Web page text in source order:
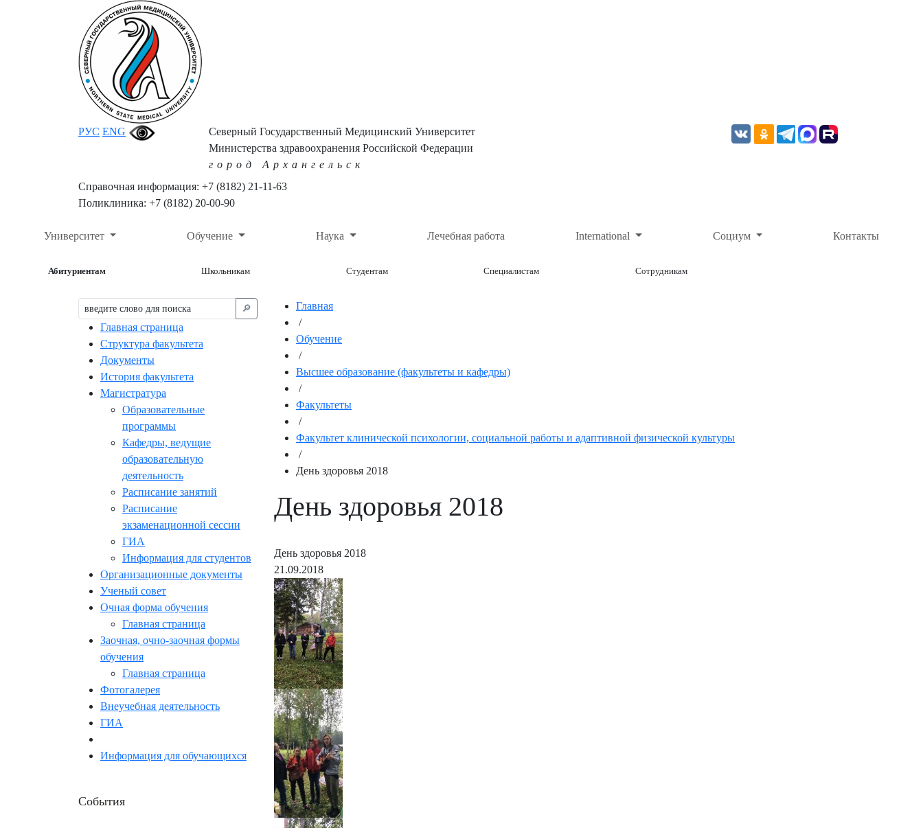
РУС ENG
Северный Государственный Медицинский Университет
Министерства здравоохранения Российской Федерации
город Архангельск
Справочная информация: +7 (8182) 21-11-63
Поликлиника: +7 (8182) 20-00-90
Университет Обучение Наука Лечебная работа International Социум Контакты
Абитуриентам Школьникам Студентам Специалистам Сотрудникам
🔎︎
Главная страница
Структура факультета
Документы
История факультета
Магистратура
Образовательные
программы
Кафедры, ведущие
образовательную
деятельность
Расписание занятий
Расписание
экзаменационной сессии
ГИА
Информация для студентов
Организационные документы
Ученый совет
Очная форма обучения
Главная страница
Заочная, очно-заочная формы
обучения
Главная страница
Фотогалерея
Внеучебная деятельность
ГИА
Информация для обучающихся
События
Главная
/
Обучение
/
Высшее образование (факультеты и кафедры)
/
Факультеты
/
Факультет клинической психологии, социальной работы и адаптивной физической культуры
/
День здоровья 2018
День здоровья 2018
День здоровья 2018
21.09.2018